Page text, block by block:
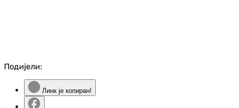
Подијели:
Линк је копиран!